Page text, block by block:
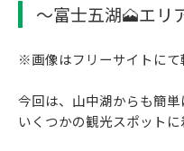
～富士五湖🗻エリ
※画像はフリーサイトに
今回は、山中湖からも簡単
いくつかの観光スポット